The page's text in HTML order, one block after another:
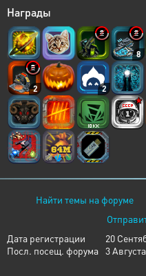
Награды
8
2 2
Найти темы на форуме
Дата регистрации
20
Посл. посещ. форума 3